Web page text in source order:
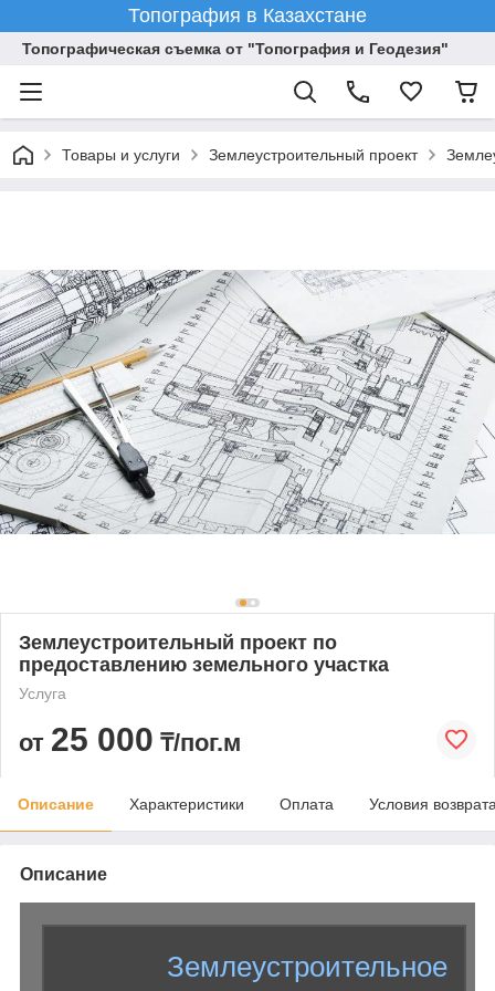
Топография в Казахстане
Топографическая съемка от "Топография и Геодезия"
Товары и услуги Землеустроительный проект
Землеустроительный проект по
предоставлению земельного участка
Услуга
от 25 000 ₸/пог.м
Описание Характеристики Оплата Условия
Описание
Землеустроительное